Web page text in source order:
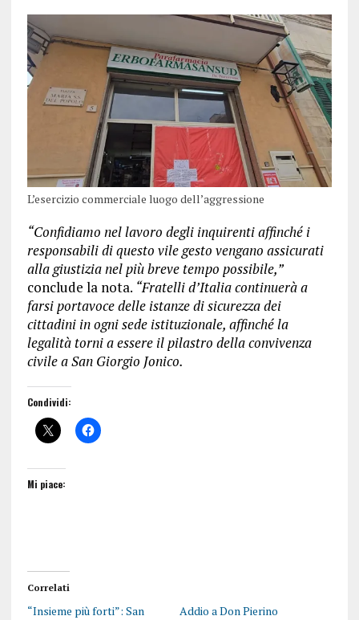
L’esercizio commerciale luogo dell’aggressione
“Confidiamo nel lavoro degli inquirenti affinché i
responsabili di questo vile gesto vengano assicurati
alla giustizia nel più breve tempo possibile,”
conclude la nota. “Fratelli d’Italia continuerà a
farsi portavoce delle istanze di sicurezza dei
cittadini in ogni sede istituzionale, affinché la
legalità torni a essere il pilastro della convivenza
civile a San Giorgio Jonico.
Condividi:
Mi piace:
Correlati
“Insieme più forti”: San
Addio a Don Pierino